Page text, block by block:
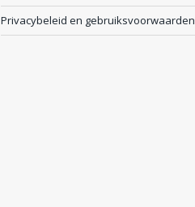
Privacybeleid en gebruiksvoorwaarden